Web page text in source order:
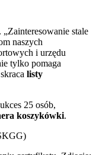
. „Zainteresowanie stale
naszych
i urzędu
tylko pomaga
listy
25 osób,
koszykówki.